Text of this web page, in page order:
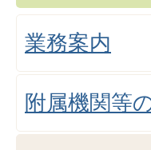
業務案内
附属機関等